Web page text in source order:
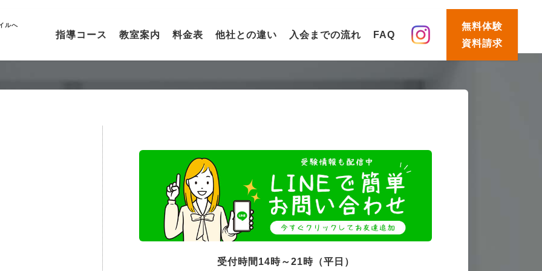
ルへ
指導コース 教室案内 料金表 他社との違い 入会までの流れ FAQ
無料体験
資料請求
受付時間14時～21時（平日）